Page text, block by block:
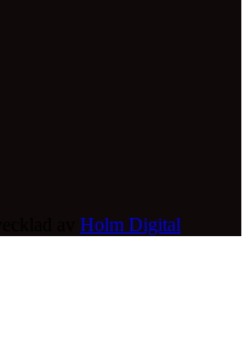
Holm Digital